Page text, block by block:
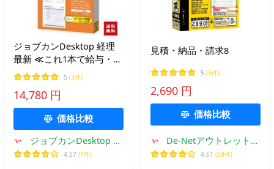
ジョブカンDesktop 経理
最新 ≪これ1本で給与・収
支・売掛管理まで≫ イン
ボイス対応 内訳明細 原価
計算 見積 請求 納品 領収
書 建築 建設 ひとり親方
5 (3件)
14,780 円
価格比較
ジョブカンDesktop ヤ
フー店
4.57 (7件)
見積・納品・請求8
5 (3件)
2,690 円
価格比較
De-Netアウトレットス
トア
4.61 (59件)